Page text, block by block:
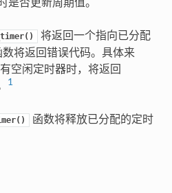
是否更新周期值。
将返回一个指向已分配
将返回错误代码。具体来
空闲定时器时，将返回
1
函数将释放已分配的定时